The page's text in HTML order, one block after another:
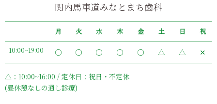
関内馬車道みなとまち歯科
月 火 水 木 金 土 日 祝
10:00~19:00 〇 〇 〇 〇 〇 △ △ ✕
△：10:00~16:00 / 定休日：祝日・不定休
(昼休憩なしの通し診療)